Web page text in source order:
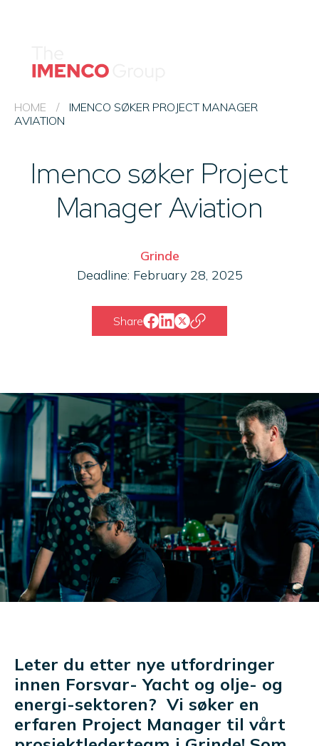
NewsCareerEvents
Our Companies
QHSE & ESG
HOME /
IMENCO SØKER PROJECT MANAGER
AVIATION
Imenco søker Project
Manager Aviation
Grinde
Deadline: February 28, 2025
Share
Leter du etter nye utfordringer
innen Forsvar- Yacht og olje- og
energi-sektoren? Vi søker en
erfaren Project Manager til vårt